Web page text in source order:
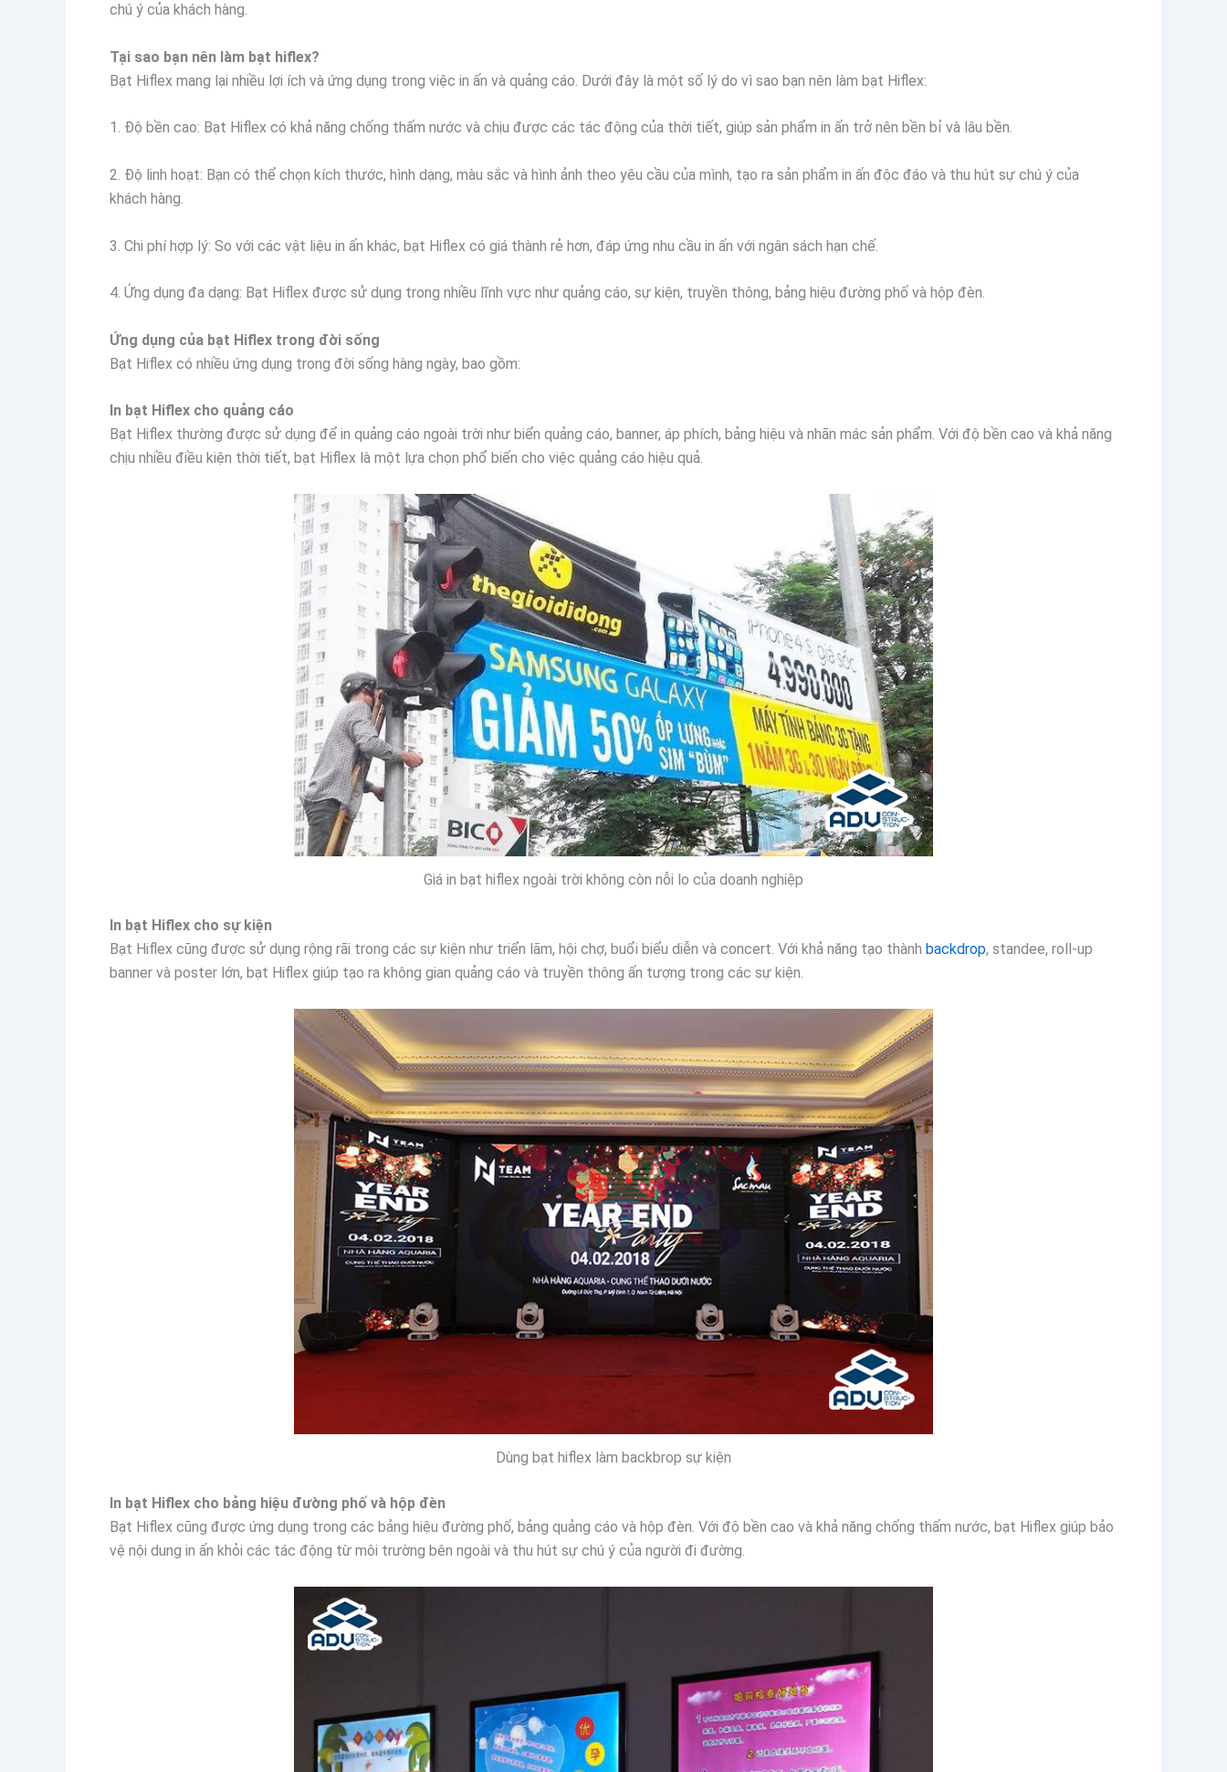
chú ý của khách hàng.
Tại sao bạn nên làm bạt hiflex?
Bạt Hiflex mang lại nhiều lợi ích và ứng dụng trong việc in ấn và quảng cáo. Dưới đây là một số lý do vì sao bạn nên làm bạt Hiflex:
1. Độ bền cao: Bạt Hiflex có khả năng chống thấm nước và chịu được các tác động của thời tiết, giúp sản phẩm in ấn trở nên bền bỉ và lâu bền.
2. Độ linh hoạt: Bạn có thể chọn kích thước, hình dạng, màu sắc và hình ảnh theo yêu cầu của mình, tạo ra sản phẩm in ấn độc đáo và thu hút sự chú ý của
khách hàng.
3. Chi phí hợp lý: So với các vật liệu in ấn khác, bạt Hiflex có giá thành rẻ hơn, đáp ứng nhu cầu in ấn với ngân sách hạn chế.
4. Ứng dụng đa dạng: Bạt Hiflex được sử dụng trong nhiều lĩnh vực như quảng cáo, sự kiện, truyền thông, bảng hiệu đường phố và hộp đèn.
Ứng dụng của bạt Hiflex trong đời sống
Bạt Hiflex có nhiều ứng dụng trong đời sống hàng ngày, bao gồm:
In bạt Hiflex cho quảng cáo
Bạt Hiflex thường được sử dụng để in quảng cáo ngoài trời như biển quảng cáo, banner, áp phích, bảng hiệu và nhãn mác sản phẩm. Với độ bền cao và khả năng
chịu nhiều điều kiện thời tiết, bạt Hiflex là một lựa chọn phổ biến cho việc quảng cáo hiệu quả.
Giá in bạt hiflex ngoài trời không còn nỗi lo của doanh nghiệp
In bạt Hiflex cho sự kiện
Bạt Hiflex cũng được sử dụng rộng rãi trong các sự kiện như triển lãm, hội chợ, buổi biểu diễn và concert. Với khả năng tạo thành backdrop, standee, roll-up
banner và poster lớn, bạt Hiflex giúp tạo ra không gian quảng cáo và truyền thông ấn tượng trong các sự kiện.
Dùng bạt hiflex làm backbrop sự kiện
In bạt Hiflex cho bảng hiệu đường phố và hộp đèn
Bạt Hiflex cũng được ứng dụng trong các bảng hiệu đường phố, bảng quảng cáo và hộp đèn. Với độ bền cao và khả năng chống thấm nước, bạt Hiflex giúp bảo
vệ nội dung in ấn khỏi các tác động từ môi trường bên ngoài và thu hút sự chú ý của người đi đường.